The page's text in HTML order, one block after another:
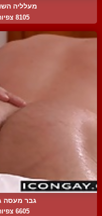
מעלליה
8105 צפיות
גבר מעסה
6605 צפיות